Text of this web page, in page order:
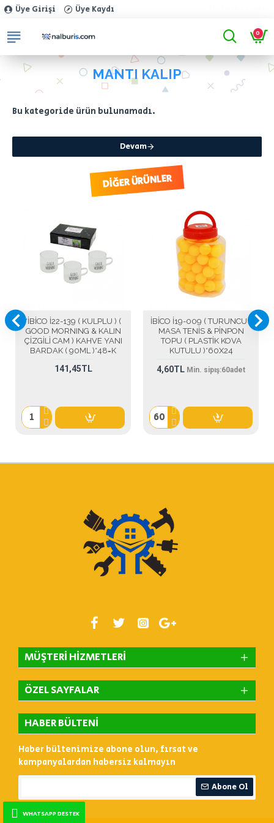
Üye Girişi Üye Kaydı
0
WHATSAPP DESTEK
MANTI KALIP
Bu kategoride ürün bulunamadı.
Devam
DIĞER ÜRÜNLER
*İBİCO İ22-139 ( KULPLU ) (
GOOD MORNING & KALIN
ÇİZGİLİ CAM ) KAHVE YANI
BARDAK ( 90ML )*48=K
141,45TL
İBİCO İ19-009 ( TURUNCU )
MASA TENİS & PİNPON
TOPU ( PLASTİK KOVA
KUTULU )*60X24
4,60TL Min. sipış:60adet
MÜŞTERI HIZMETLERI
ÖZEL SAYFALAR
HABER BÜLTENI
Haber bültenimize abone olun, fırsat ve
kampanyalardan habersiz kalmayın
Abone Ol